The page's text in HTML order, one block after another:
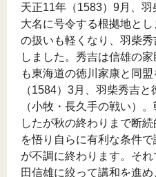
天正11年（1583）9月、
大名に号令する根拠地と
の扱いも軽くなり、羽柴
しました。秀吉は信雄の
も東海道の徳川家康と同
（1584）3月、羽柴秀吉
（小牧・長久手の戦い）
したが秋の終わりまで断
を悟り自らに有利な条件
が不調に終わります。そ
田信雄に絞って講和を進